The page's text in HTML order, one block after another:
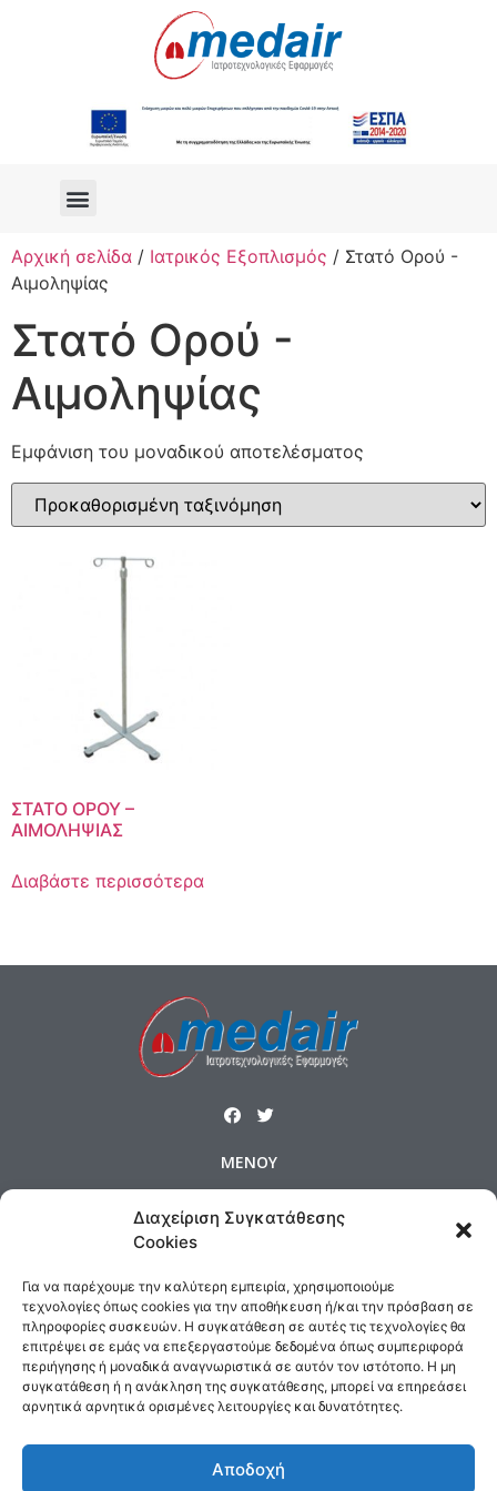
Διαχείριση Συγκατάθεσης
Cookies
Για να παρέχουμε την καλύτερη εμπειρία, χρησιμοποιούμε
τεχνολογίες όπως cookies για την αποθήκευση ή/και την πρόσβαση σε
πληροφορίες συσκευών. Η συγκατάθεση σε αυτές τις τεχνολογίες θα
επιτρέψει σε εμάς να επεξεργαστούμε δεδομένα όπως συμπεριφορά
περιήγησης ή μοναδικά αναγνωριστικά σε αυτόν τον ιστότοπο. Η μη
συγκατάθεση ή η ανάκληση της συγκατάθεσης, μπορεί να επηρεάσει
αρνητικά αρνητικά ορισμένες λειτουργίες και δυνατότητες.
Αποδοχή
Αρχική σελίδα / Ιατρικός Εξοπλισμός / Στατό Ορού -
Αιμοληψίας
Στατό Ορού -
Αιμοληψίας
Εμφάνιση του μοναδικού αποτελέσματος
ΣΤΑΤΟ ΟΡΟΥ –
ΑΙΜΟΛΗΨΙΑΣ
Διαβάστε περισσότερα
ΜΕΝΟΥ
Αρχική Προϊόντα
Επικοινωνία
Τρόποι Αποστολής & Πολιτική Επιστροφών
Τρόποι Πληρωμής
ΕΠΙΚΟΙΝΩΝΙΑ
Τηλ : 210 9575358, Fax : 210 9585103
Αρ. ΓΕΜΗ: 5809301000